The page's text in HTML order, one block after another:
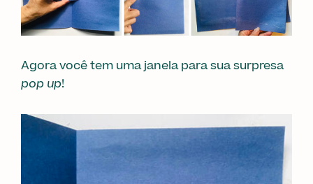
Agora você tem uma janela para sua surpresa
pop up!